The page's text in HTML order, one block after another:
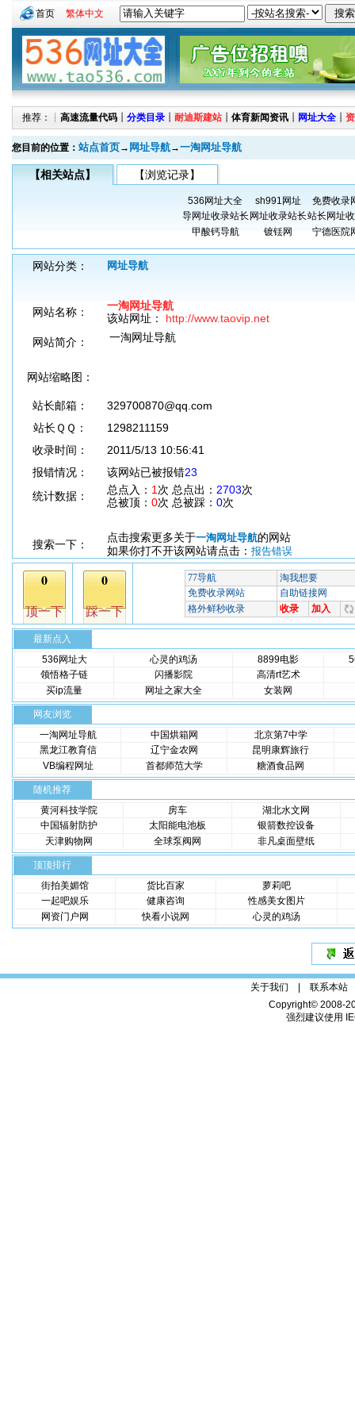
首页 繁体中文
推荐：┊ 高速流量代码 ┊ 分类目录 ┊ 耐迪斯建站 ┊ 体育新闻资讯 ┊ 网址大全 ┊
您目前的位置： 站点首页→ 网址导航→一淘网址导航
【相关站点】 【浏览记录】
536网址大全 sh991网址
免费收录
导网址收录站长 网址收录站长站长网址
甲酸钙导航
镀铥网 宁德医院
网站分类： 网址导航
网站名称：
一淘网址导航
该站网址： http://www.taovip.net
网站简介：
一淘网址导航
网站缩略图：
站长邮箱：
329700870@qq.com
站长ＱＱ：
1298211159
收录时间：
2011/5/13 10:56:41
报错情况：
该网站已被报错23
统计数据：
总点入： 1 次 总点出： 2703次
总被顶： 0次 总被踩： 0次
搜索一下：
点击搜索更多关于一淘网址导航的网站
如果你打不开该网站请点击： 报告错误
最新点入
536网址大
心灵的鸡汤 8899电影
领悟格子链
闪播影院
高清rt艺术
买ip流量
网址之家大全 女装网
网友浏览
一淘网址导航
中国烘箱网
北京第7中学
黑龙江教育信
辽宁金农网
昆明康辉旅行
VB编程网址
首都师范大学 糖酒食品网
随机推荐
黄河科技学院
房车
湖北水文网
中国辐射防护
太阳能电池板
银箭数控设备
天津购物网
全球泵阀网 非凡桌面壁纸
顶顶排行
街拍美媚馆
货比百家
萝莉吧
一起吧娱乐
健康咨询
性感美女图片
网资门户网
快看小说网 心灵的鸡汤
关于我们 | 联系本站
Copyright© 2008-
强烈建议使用